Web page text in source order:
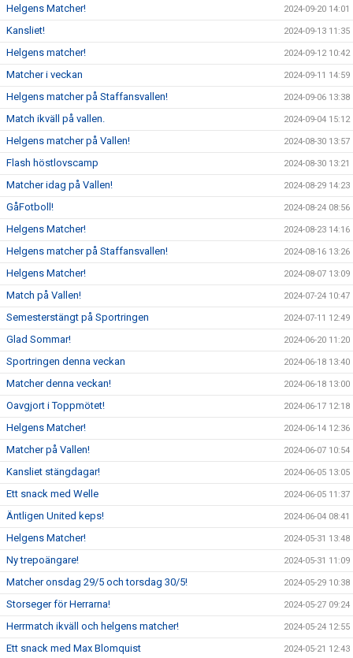
Helgens Matcher! 2024-09-20 14:01
Kansliet! 2024-09-13 11:35
Helgens matcher! 2024-09-12 10:42
Matcher i veckan 2024-09-11 14:59
Helgens matcher på Staffansvallen! 2024-09-06 13:38
Match ikväll på vallen. 2024-09-04 15:12
Helgens matcher på Vallen! 2024-08-30 13:57
Flash höstlovscamp 2024-08-30 13:21
Matcher idag på Vallen! 2024-08-29 14:23
GåFotboll! 2024-08-24 08:56
Helgens Matcher! 2024-08-23 14:16
Helgens matcher på Staffansvallen! 2024-08-16 13:26
Helgens Matcher! 2024-08-07 13:09
Match på Vallen! 2024-07-24 10:47
Semesterstängt på Sportringen 2024-07-11 12:49
Glad Sommar! 2024-06-20 11:20
Sportringen denna veckan 2024-06-18 13:40
Matcher denna veckan! 2024-06-18 13:00
Oavgjort i Toppmötet! 2024-06-17 12:18
Helgens Matcher! 2024-06-14 12:36
Matcher på Vallen! 2024-06-07 10:54
Kansliet stängdagar! 2024-06-05 13:05
Ett snack med Welle 2024-06-05 11:37
Äntligen United keps! 2024-06-04 08:41
Helgens Matcher! 2024-05-31 13:48
Ny trepoängare! 2024-05-31 11:09
Matcher onsdag 29/5 och torsdag 30/5! 2024-05-29 10:38
Storseger för Herrarna! 2024-05-27 09:24
Herrmatch ikväll och helgens matcher! 2024-05-24 12:55
Ett snack med Max Blomquist 2024-05-21 12:43